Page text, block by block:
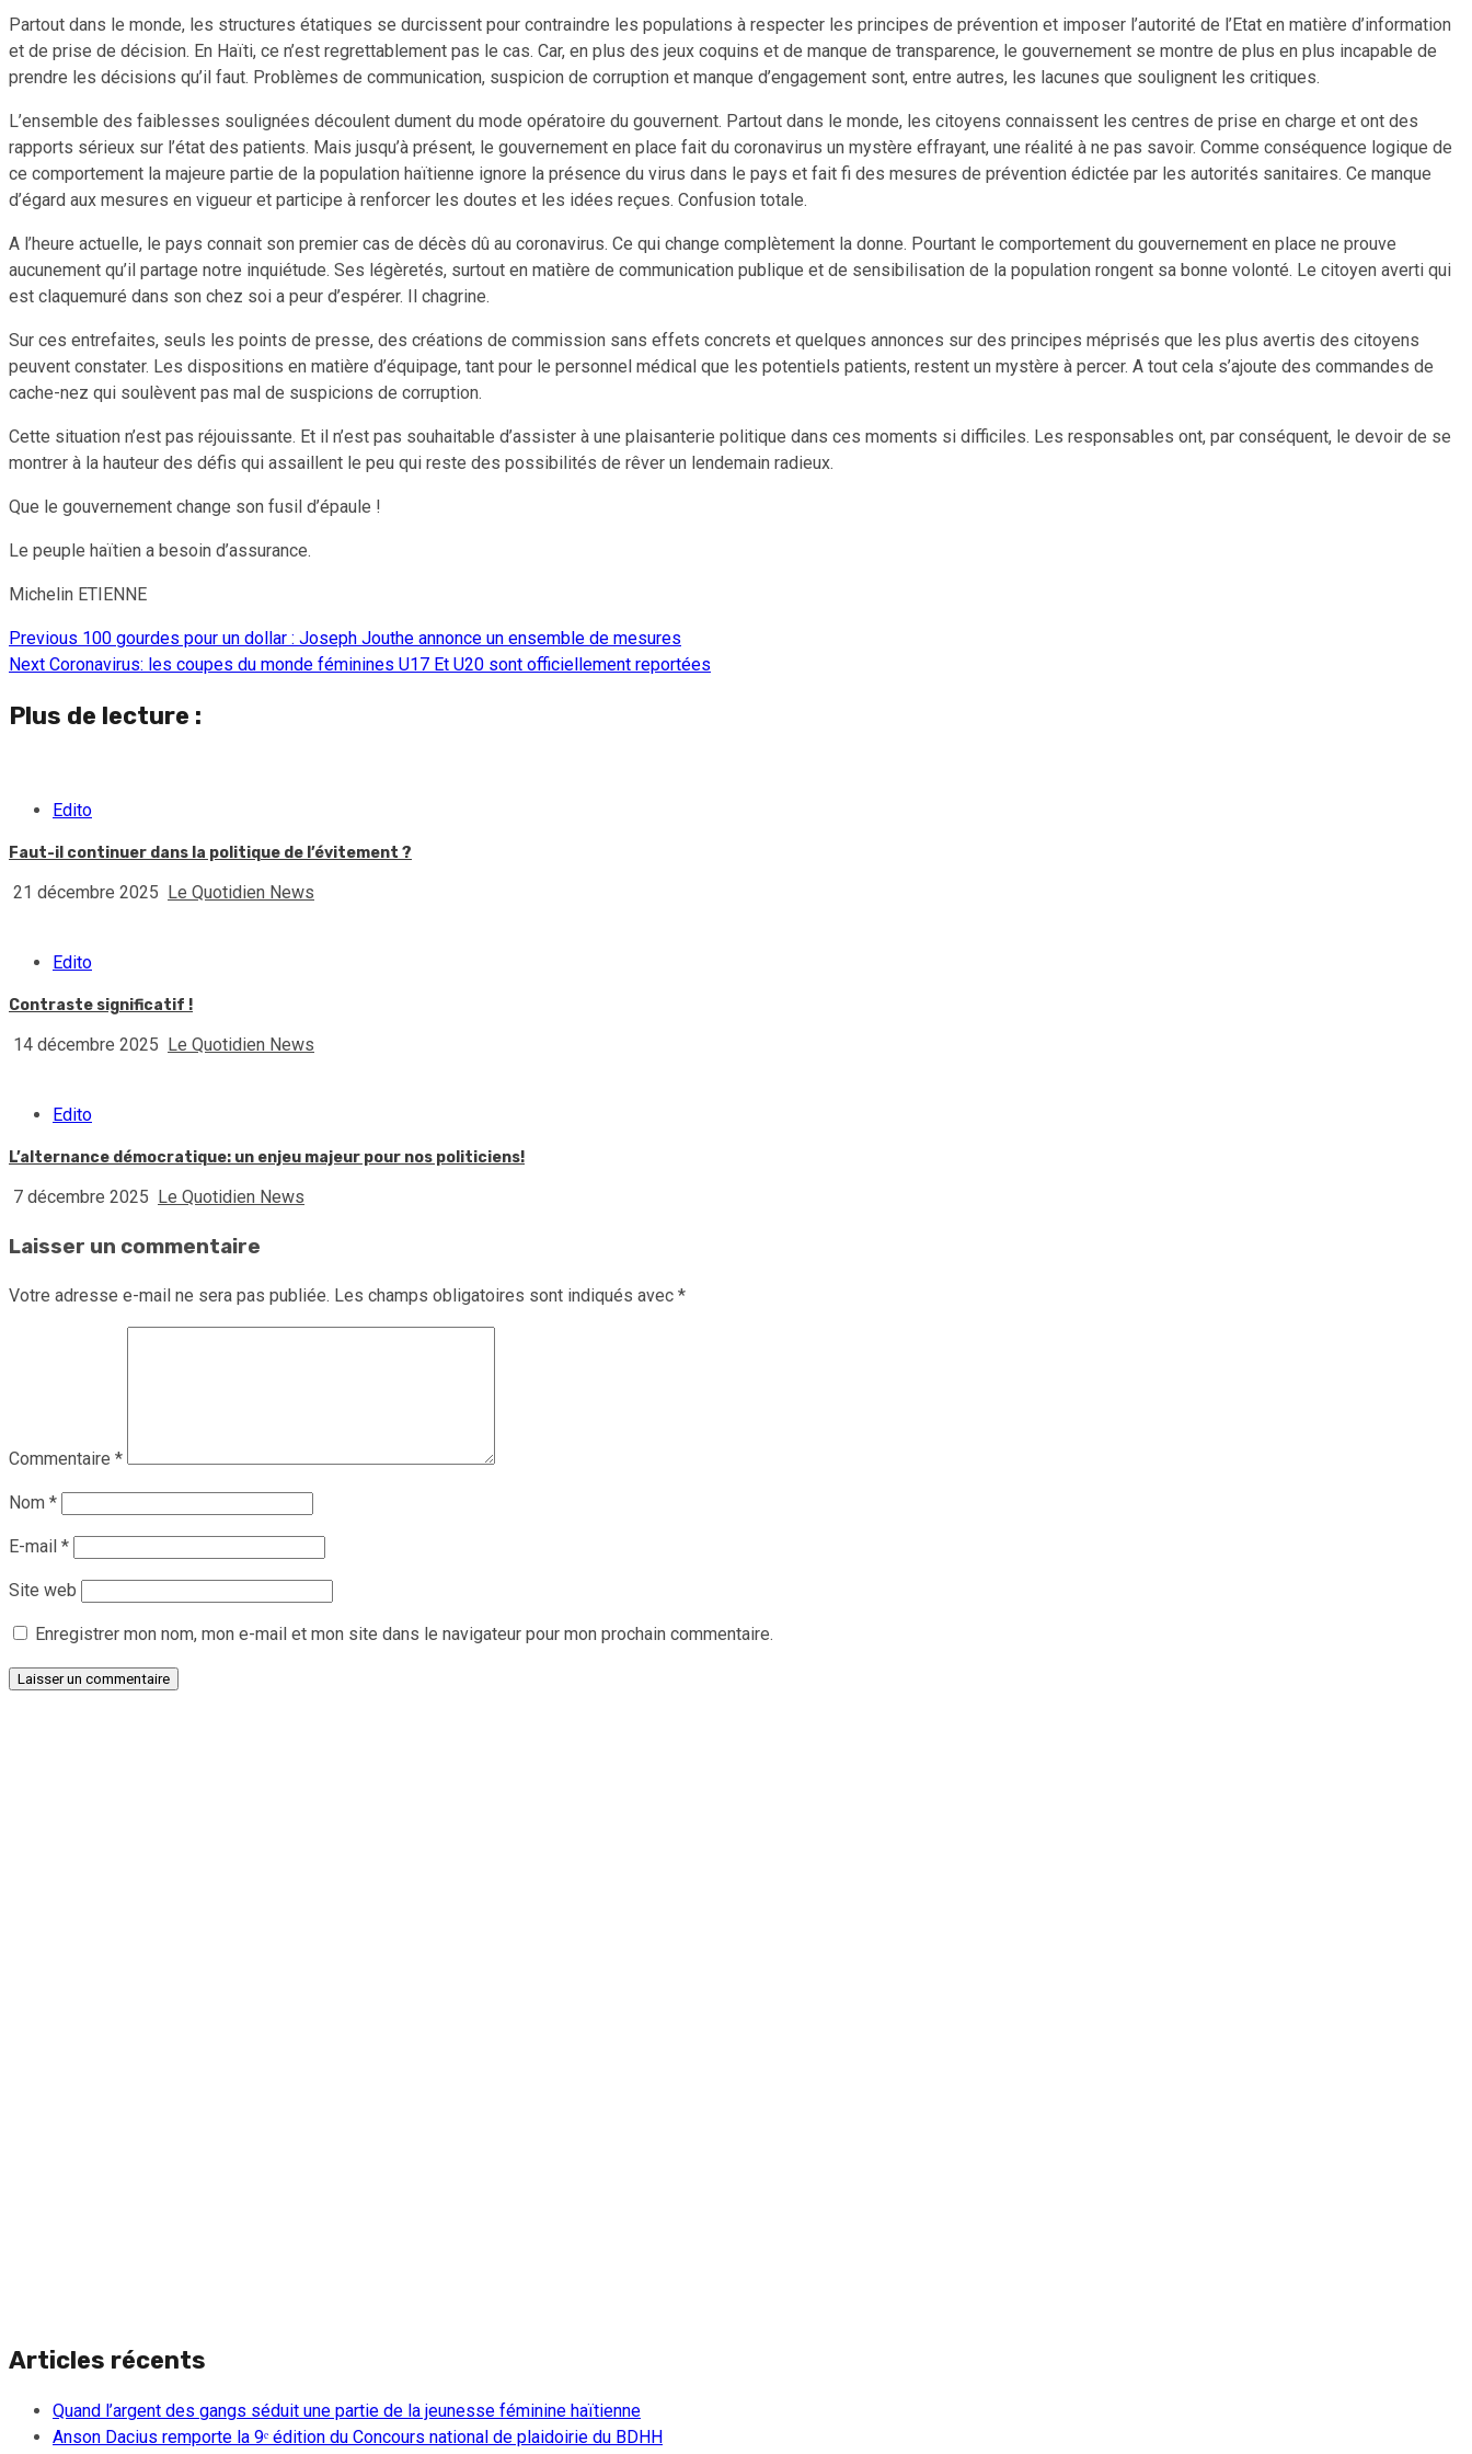
Partout dans le monde, les structures étatiques se durcissent pour contraindre les populations à respecter les principes de prévention et imposer l’autorité de l’Etat en matière d’information
et de prise de décision. En Haïti, ce n’est regrettablement pas le cas. Car, en plus des jeux coquins et de manque de transparence, le gouvernement se montre de plus en plus incapable de
prendre les décisions qu’il faut. Problèmes de communication, suspicion de corruption et manque d’engagement sont, entre autres, les lacunes que soulignent les critiques.
L’ensemble des faiblesses soulignées découlent dument du mode opératoire du gouvernent. Partout dans le monde, les citoyens connaissent les centres de prise en charge et ont des
rapports sérieux sur l’état des patients. Mais jusqu’à présent, le gouvernement en place fait du coronavirus un mystère effrayant, une réalité à ne pas savoir. Comme conséquence logique de
ce comportement la majeure partie de la population haïtienne ignore la présence du virus dans le pays et fait fi des mesures de prévention édictée par les autorités sanitaires. Ce manque
d’égard aux mesures en vigueur et participe à renforcer les doutes et les idées reçues. Confusion totale.
A l’heure actuelle, le pays connait son premier cas de décès dû au coronavirus. Ce qui change complètement la donne. Pourtant le comportement du gouvernement en place ne prouve
aucunement qu’il partage notre inquiétude. Ses légèretés, surtout en matière de communication publique et de sensibilisation de la population rongent sa bonne volonté. Le citoyen averti qui
est claquemuré dans son chez soi a peur d’espérer. Il chagrine.
Sur ces entrefaites, seuls les points de presse, des créations de commission sans effets concrets et quelques annonces sur des principes méprisés que les plus avertis des citoyens
peuvent constater. Les dispositions en matière d’équipage, tant pour le personnel médical que les potentiels patients, restent un mystère à percer. A tout cela s’ajoute des commandes de
cache-nez qui soulèvent pas mal de suspicions de corruption.
Cette situation n’est pas réjouissante. Et il n’est pas souhaitable d’assister à une plaisanterie politique dans ces moments si difficiles. Les responsables ont, par conséquent, le devoir de se
montrer à la hauteur des défis qui assaillent le peu qui reste des possibilités de rêver un lendemain radieux.
Que le gouvernement change son fusil d’épaule !
Le peuple haïtien a besoin d’assurance.
Michelin ETIENNE
Continue
Previous 100 gourdes pour un dollar : Joseph Jouthe annonce un ensemble de mesures
Next Coronavirus: les coupes du monde féminines U17 Et U20 sont officiellement reportées
Plus de lecture :
Edito
Faut-il continuer dans la politique de l’évitement ?
21 décembre 2025 Le Quotidien News
Edito
Contraste significatif !
14 décembre 2025 Le Quotidien News
Edito
L’alternance démocratique: un enjeu majeur pour nos politiciens!
7 décembre 2025 Le Quotidien News
Laisser un commentaire
Votre adresse e-mail ne sera pas publiée. Les champs obligatoires sont indiqués avec *
Commentaire *
Nom *
E-mail *
Site web
Enregistrer mon nom, mon e-mail et mon site dans le navigateur pour mon prochain commentaire.
Articles récents
Quand l’argent des gangs séduit une partie de la jeunesse féminine haïtienne
Anson Dacius remporte la 9ᵉ édition du Concours national de plaidoirie du BDHH